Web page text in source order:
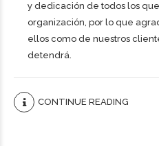
y dedicación de todos los
organización, por lo que
ellos como de nuestros
detendrá.
CONTINUE READING